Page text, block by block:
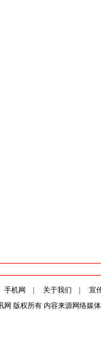
手机网 关于我们 |宣
网 版权所有 内容来源网络媒